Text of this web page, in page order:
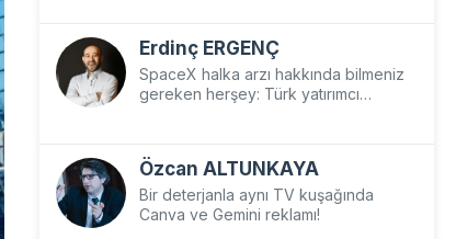
Erdinç ERGENÇ
SpaceX halka arzı hakkında bilmeniz
gereken herşey: Türk yatırımcı
Özcan ALTUNKAYA
Bir deterjanla aynı TV kuşağında
Canva ve Gemini reklamı!